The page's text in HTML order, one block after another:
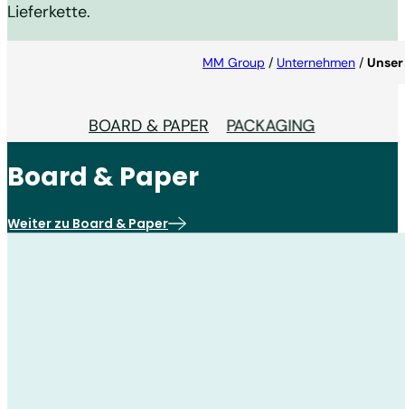
Lieferkette.
MM Group / Unternehmen /
BOARD & PAPER PACKAGING
Board & Paper
Weiter zu Board & Paper